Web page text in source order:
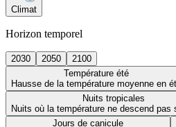
Climat
Horizon temporel
2030 2050
2100
Température été
Hausse de la température moyenne en
Nuits tropicales
Nuits où la température ne descend pas
Jours de canicule